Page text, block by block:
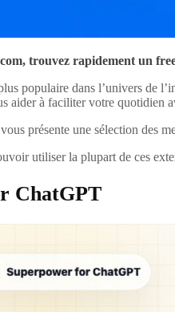
trouvez rapidement un
populaire dans l’univers de
aider à faciliter votre quotidien
présente une sélection des
utiliser la plupart de ces
ChatGPT